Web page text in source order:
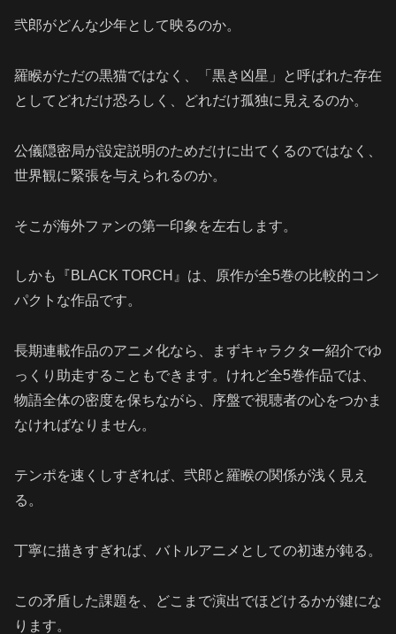
弐郎がどんな少年として映るのか。
羅睺がただの黒猫ではなく、「黒き凶星」と呼ばれた存在
としてどれだけ恐ろしく、どれだけ孤独に見えるのか。
公儀隠密局が設定説明のためだけに出てくるのではなく、
世界観に緊張を与えられるのか。
そこが海外ファンの第一印象を左右します。
しかも『BLACK TORCH』は、原作が全5巻の比較的コン
パクトな作品です。
長期連載作品のアニメ化なら、まずキャラクター紹介でゆ
っくり助走することもできます。けれど全5巻作品では、
物語全体の密度を保ちながら、序盤で視聴者の心をつかま
なければなりません。
テンポを速くしすぎれば、弐郎と羅睺の関係が浅く見え
る。
丁寧に描きすぎれば、バトルアニメとしての初速が鈍る。
この矛盾した課題を、どこまで演出でほどけるかが鍵にな
ります。